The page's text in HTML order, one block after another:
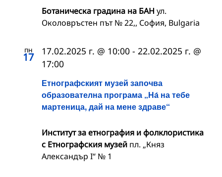
Ботаническа градина на БАН ул.
Околовръстен път № 22,, София, Bulgaria
пн
17
Етнографският музей започва
образователна програма „На́ на тебе
мартеница, дай на мене здраве“
17.02.2025 г. @ 10:00 - 22.02.2025 г. @
17:00
Институт за етнография и фолклористика
с Етнографския музей пл. „Княз
Александър I“ № 1